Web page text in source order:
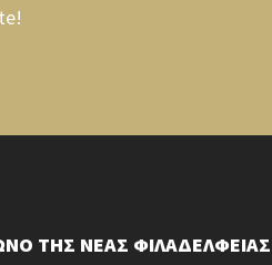
ΤΗΣ ΝΕΑΣ ΦΙΛΑΔΕΛΦΕΙΑΣ